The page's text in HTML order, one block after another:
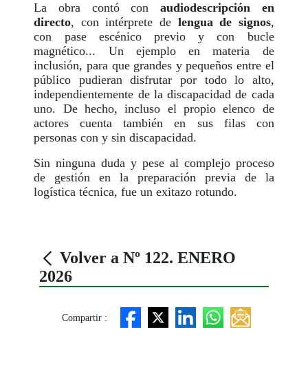
La obra contó con audiodescripción en
directo, con intérprete de lengua de signos,
con pase escénico previo y con bucle
magnético... Un ejemplo en materia de
inclusión, para que grandes y pequeños entre el
público pudieran disfrutar por todo lo alto,
independientemente de la discapacidad de cada
uno. De hecho, incluso el propio elenco de
actores cuenta también en sus filas con
personas con y sin discapacidad.
Sin ninguna duda y pese al complejo proceso
de gestión en la preparación previa de la
logística técnica, fue un exitazo rotundo.
Volver a Nº 122. ENERO
2026
Compartir :